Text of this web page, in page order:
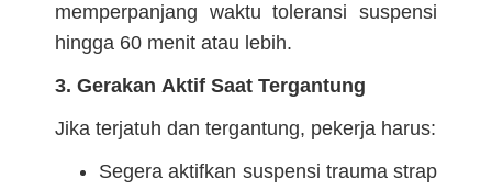
memperpanjang waktu toleransi suspensi
hingga 60 menit atau lebih.
3. Gerakan Aktif Saat Tergantung
Jika terjatuh dan tergantung, pekerja harus:
Segera aktifkan suspensi trauma strap